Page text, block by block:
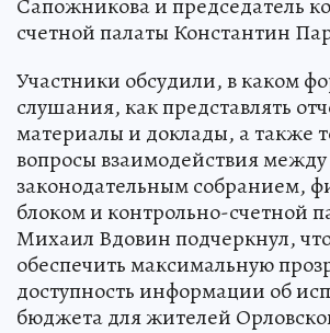
счетной палаты Константин
Участники обсудили, в каком
слушания, как представлять
материалы и доклады, а также
вопросы взаимодействия между
законодательным собранием,
блоком и контрольно-счетной
Михаил Вдовин подчеркнул,
обеспечить максимальную
доступность информации об
бюджета для жителей